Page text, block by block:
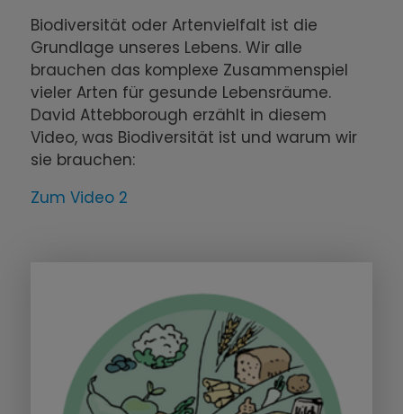
Biodiversität oder Artenvielfalt ist die
Grundlage unseres Lebens. Wir alle
brauchen das komplexe Zusammenspiel
vieler Arten für gesunde Lebensräume.
David Attebborough erzählt in diesem
Video, was Biodiversität ist und warum wir
sie brauchen:
Zum Video 2